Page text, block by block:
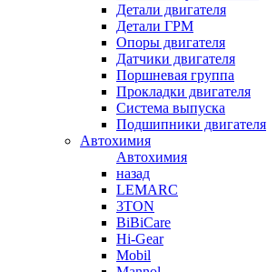
Детали двигателя
Детали ГРМ
Опоры двигателя
Датчики двигателя
Поршневая группа
Прокладки двигателя
Система выпуска
Подшипники двигателя
Автохимия
Автохимия
назад
LEMARC
3TON
BiBiCare
Hi-Gear
Mobil